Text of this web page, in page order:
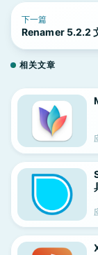
下一篇
Renamer 5.2.2
相关文章